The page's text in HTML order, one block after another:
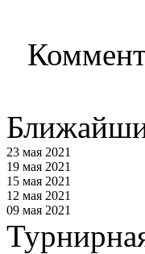
23 мая 2021
19 мая 2021
15 мая 2021
12 мая 2021
09 мая 2021